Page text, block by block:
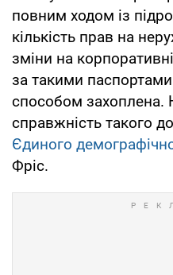
повним ходом із
кількість прав на
зміни на
за такими
способом захоплена.
справжність такого
Єдиного
Фріс.